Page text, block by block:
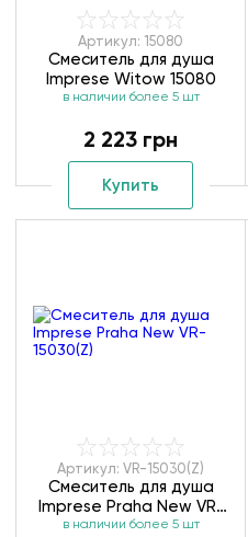
Артикул: 15080
Смеситель для душа
Imprese Witow 15080
в наличии более 5 шт
2 223 грн
Купить
Артикул: VR-15030(Z)
Смеситель для душа
Imprese Praha New VR-
15030(Z)
в наличии более 5 шт